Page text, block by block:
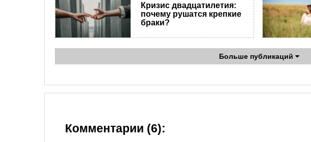
Кризис двадцатилетия:
почему рушатся крепкие
браки?
Больше публикаций
Комментарии (6):